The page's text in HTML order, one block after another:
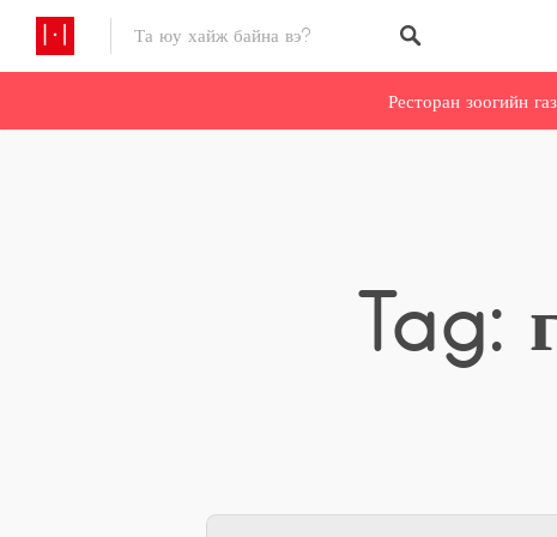
Ресторан зоогийн
Tag: